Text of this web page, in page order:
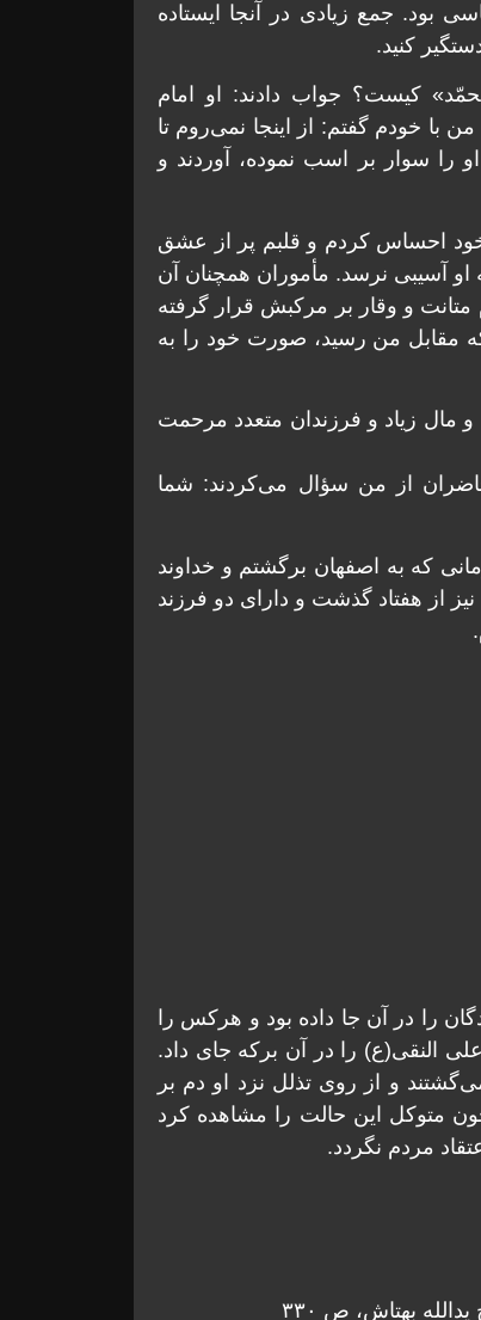
بود. جمع زیادی در آنجا ایستاده
کنید.
کیست؟ جواب دادند: او امام
با خودم گفتم: از اینجا نمی‌روم تا
را سوار بر اسب نموده، آوردند و
احساس کردم و قلبم پر از عشق
آسیبی نرسد. مأموران همچنان آن
و وقار بر مرکبش قرار گرفته
مقابل من رسید، صورت خود را به
مال زیاد و فرزندان متعدد مرحمت
از من سؤال می‌کردند: شما
که به اصفهان برگشتم و خداوند
از هفتاد گذشت و دارای دو فرزند
را در آن جا داده بود و هرکس را
النقی(ع) را در آن برکه جای داد.
و از روی تذلل نزد او دم بر
متوکل این حالت را مشاهده کرد
مردم نگردد.
بهتاش، ص ۳۳۰